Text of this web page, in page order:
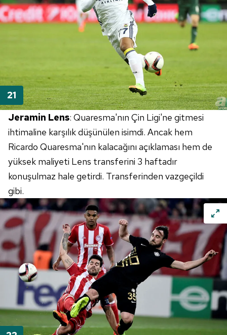
Jeramin Lens: Quaresma'nın Çin Ligi'ne gitmesi
ihtimaline karşılık düşünülen isimdi. Ancak hem
Ricardo Quaresma'nın kalacağını açıklaması hem de
yüksek maliyeti Lens transferini 3 haftadır
konuşulmaz hale getirdi. Transferinden vazgeçildi
gibi.